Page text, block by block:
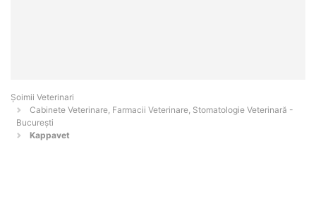
Șoimii Veterinari
Cabinete Veterinare, Farmacii Veterinare, Stomatologie Veterinară -
Bucureşti
Kappavet